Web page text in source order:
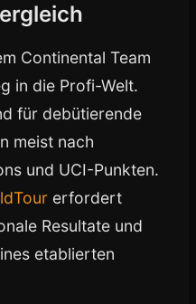
Continental Team
in die Profi-Welt.
für debütierende
meist nach
und UCI-Punkten.
erfordert
Resultate und
etablierten